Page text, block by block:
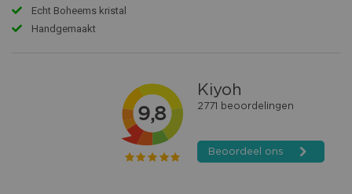
Echt Boheems kristal
Handgemaakt